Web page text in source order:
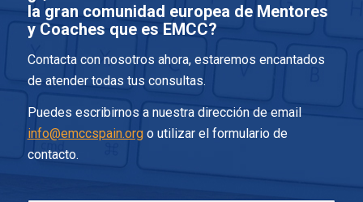
la gran comunidad europea de Mentores
y Coaches que es EMCC?
Contacta con nosotros ahora, estaremos encantados
de atender todas tus consultas.
Puedes escribirnos a nuestra dirección de email
info@emccspain.orgo utilizar el formulario de
contacto.